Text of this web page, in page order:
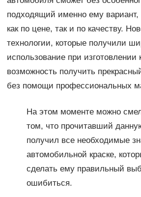
подходящий именно ему вариант,
как по цене, так и по качеству.
технологии, которые получили
использование при изготовлении
возможность получить
без помощи профессиональных
На этом моменте можно
том, что прочитавший
получил все необходимые
автомобильной краске,
сделать ему правильный
ошибиться.